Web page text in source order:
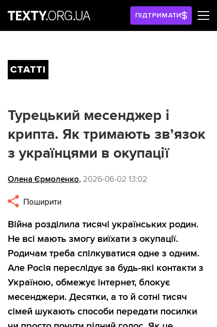
ПІДТРИМАТИ
СТАТТІ
Турецький месенджер і
крипта. Як тримають зв’язок
з українцями в окупації
Олена Єрмоленко, 2026-06-02 13:02
Поширити
Війна розділила тисячі українських родин.
Не всі мають змогу виїхати з окупації.
Родичам треба спілкуватися одне з одним.
Але Росія переслідує за будь-які контакти з
Україною, обмежує інтернет, блокує
месенджери. Десятки, а то й сотні тисяч
сімей шукають способи передати посилки